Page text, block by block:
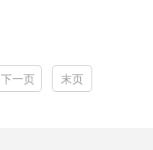
下一页 末页